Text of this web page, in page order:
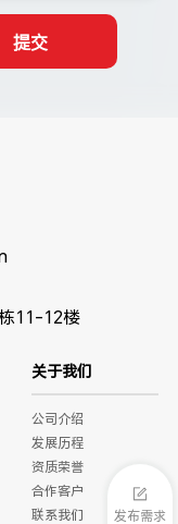
提交
11-12楼
关于我们
公司介绍
发展历程
资质荣誉
合作客户
联系我们
发布需求